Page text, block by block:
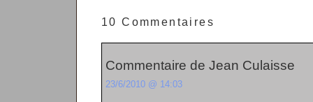
10 Commentaires
Commentaire de Jean Culaisse
23/6/2010 @ 14:03